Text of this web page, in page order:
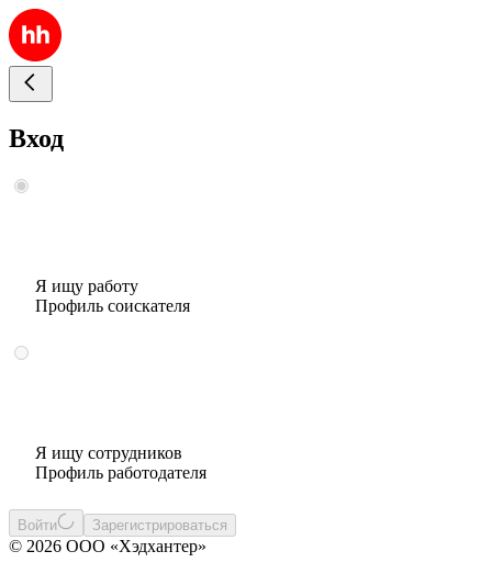
Вход
Я ищу работу
Профиль соискателя
Я ищу сотрудников
Профиль работодателя
Войти Зарегистрироваться
© 2026 ООО «Хэдхантер»